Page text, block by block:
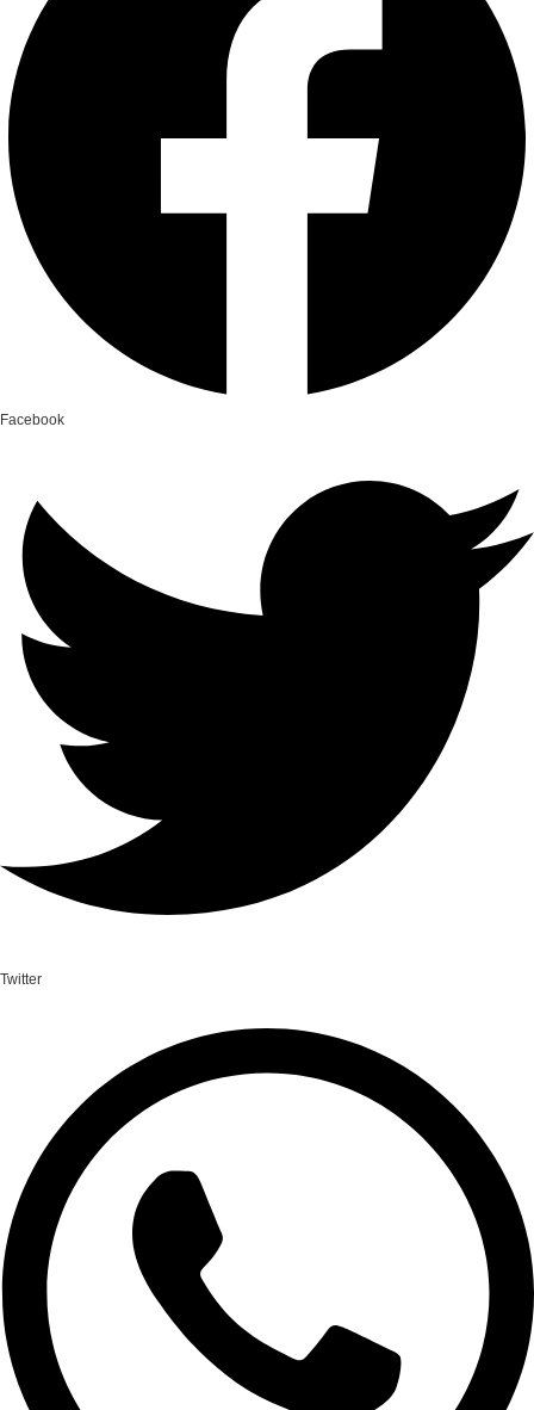
Facebook
Twitter